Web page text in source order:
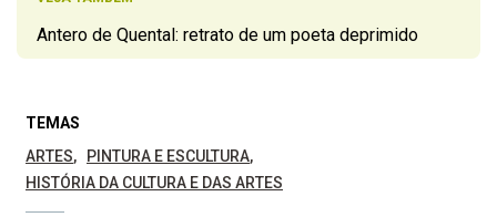
Antero de Quental: retrato de um poeta deprimido
TEMAS
ARTES
PINTURA E ESCULTURA
HISTÓRIA DA CULTURA E DAS ARTES